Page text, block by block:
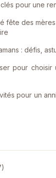
pour une
fête des
: défis,
pour
pour un